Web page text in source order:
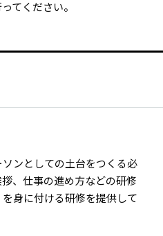
てください。
ンとしての土台をつくる必
、仕事の進め方などの研修
身に付ける研修を提供して